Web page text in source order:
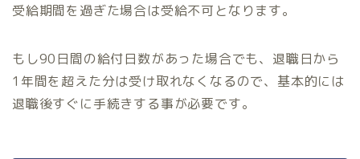
受給期間を過ぎた場合は受給不可となります。
もし90日間の給付日数があった場合でも、退職日から
1年間を超えた分は受け取れなくなるので、基本的には
退職後すぐに手続きする事が必要です。